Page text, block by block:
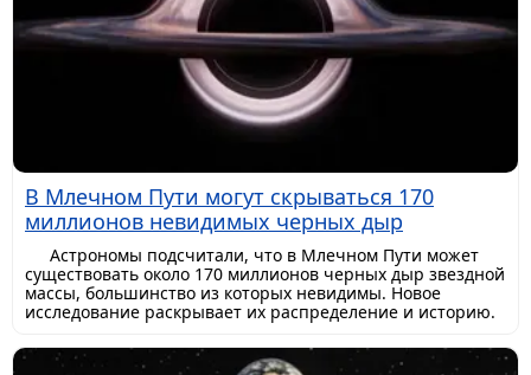
В Млечном Пути могут скрываться 170
миллионов невидимых черных дыр
Астрономы подсчитали, что в Млечном Пути может
существовать около 170 миллионов черных дыр звездной
массы, большинство из которых невидимы. Новое
исследование раскрывает их распределение и историю.